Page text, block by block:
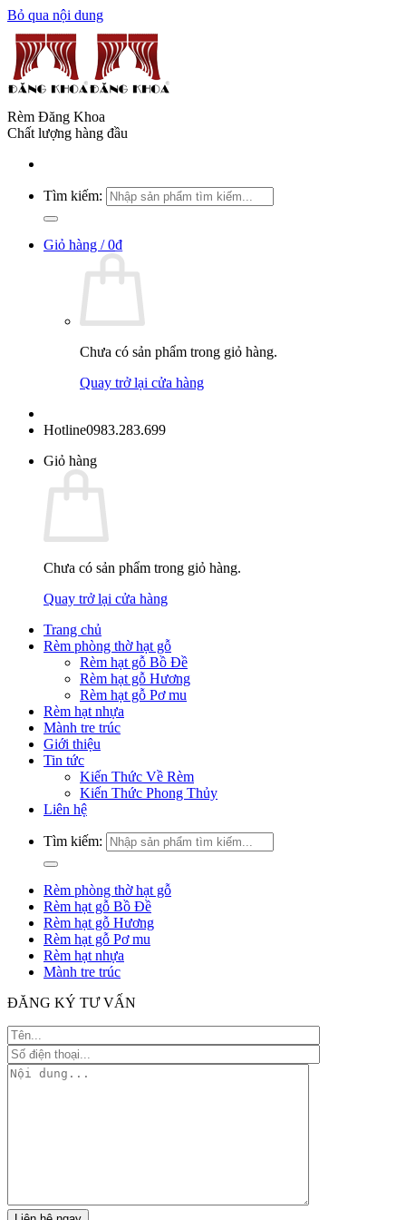
Bỏ qua nội dung
Rèm Đăng Khoa
Chất lượng hàng đầu
Tìm kiếm:
Giỏ hàng /0₫
Chưa có sản phẩm trong giỏ hàng.
Quay trở lại cửa hàng
Hotline0983.283.699
Giỏ hàng
Chưa có sản phẩm trong giỏ hàng.
Quay trở lại cửa hàng
Trang chủ
Rèm phòng thờ hạt gỗ
Rèm hạt gỗ Bồ Đề
Rèm hạt gỗ Hương
Rèm hạt gỗ Pơ mu
Rèm hạt nhựa
Mành tre trúc
Giới thiệu
Tin tức
Kiến Thức Về Rèm
Kiến Thức Phong Thủy
Liên hệ
Tìm kiếm:
Rèm phòng thờ hạt gỗ
Rèm hạt gỗ Bồ Đề
Rèm hạt gỗ Hương
Rèm hạt gỗ Pơ mu
Rèm hạt nhựa
Mành tre trúc
ĐĂNG KÝ TƯ VẤN